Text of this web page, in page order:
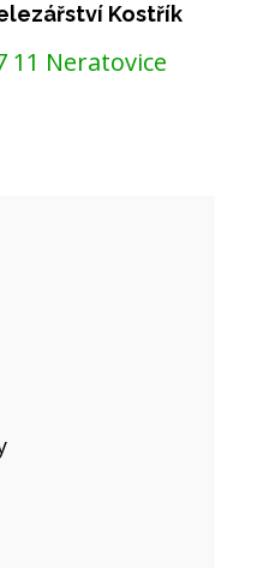
Kostřík
11 Neratovice